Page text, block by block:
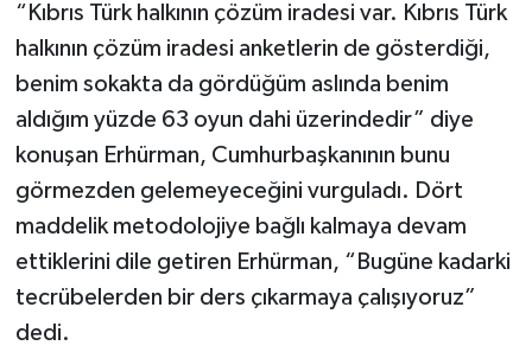
“Kıbrıs Türk halkının çözüm iradesi var. Kıbrıs Türk
halkının çözüm iradesi anketlerin de gösterdiği,
benim sokakta da gördüğüm aslında benim
aldığım yüzde 63 oyun dahi üzerindedir” diye
konuşan Erhürman, Cumhurbaşkanının bunu
görmezden gelemeyeceğini vurguladı. Dört
maddelik metodolojiye bağlı kalmaya devam
ettiklerini dile getiren Erhürman, “Bugüne kadarki
tecrübelerden bir ders çıkarmaya çalışıyoruz”
dedi.